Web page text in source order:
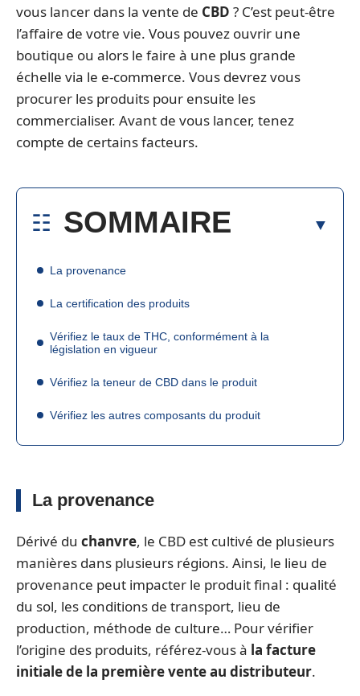
vous lancer dans la vente de CBD ? C’est peut-être
l’affaire de votre vie. Vous pouvez ouvrir une
boutique ou alors le faire à une plus grande
échelle via le e-commerce. Vous devrez vous
procurer les produits pour ensuite les
commercialiser. Avant de vous lancer, tenez
compte de certains facteurs.
SOMMAIRE
La provenance
La certification des produits
Vérifiez le taux de THC, conformément à la
législation en vigueur
Vérifiez la teneur de CBD dans le produit
Vérifiez les autres composants du produit
La provenance
Dérivé du chanvre, le CBD est cultivé de plusieurs
manières dans plusieurs régions. Ainsi, le lieu de
provenance peut impacter le produit final : qualité
du sol, les conditions de transport, lieu de
production, méthode de culture… Pour vérifier
l’origine des produits, référez-vous à la facture
initiale de la première vente au distributeur.